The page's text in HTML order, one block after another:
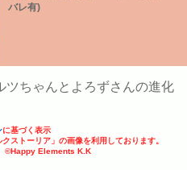
バレ有)
ツちゃんとよろずさんの進化
に基づく表示
ストーリア」の画像を利用しております。
©Happy Elements K.K